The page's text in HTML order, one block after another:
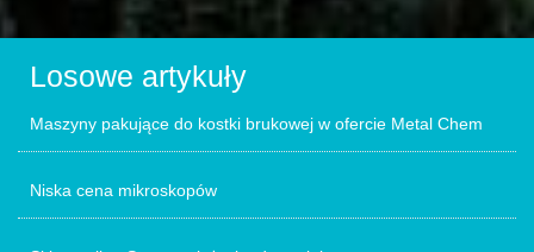
Losowe artykuły
Maszyny pakujące do kostki brukowej w ofercie Metal Chem
Niska cena mikroskopów